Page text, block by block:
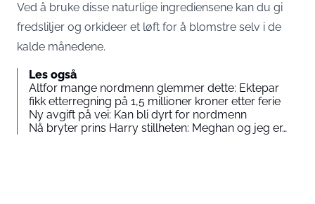
Ved å bruke disse naturlige ingrediensene kan du gi
fredsliljer og orkideer et løft for å blomstre selv i de
kalde månedene.
Les også
Altfor mange nordmenn glemmer dette: Ektepar
fikk etterregning på 1,5 millioner kroner etter ferie
Ny avgift på vei: Kan bli dyrt for nordmenn
Nå bryter prins Harry stillheten: Meghan og jeg er…